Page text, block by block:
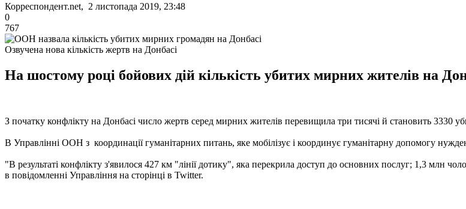
Корреспондент.net, 2 листопада 2019, 23:48
0
767
Озвучена нова кількість жертв на Донбасі
На шостому році бойових дій кількість убитих мирних жителів на
З початку конфлікту на Донбасі число жертв серед мирних жителів перевищила три тисячі й становить 3330
В Управлінні ООН з координації гуманітарних питань, яке мобілізує і координує гуманітарну допомогу
"В результаті конфлікту з'явилося 427 км "лінії дотику", яка перекрила доступ до основних послуг; 1,3 млн
в повідомленні Управління на сторінці в Twitter.